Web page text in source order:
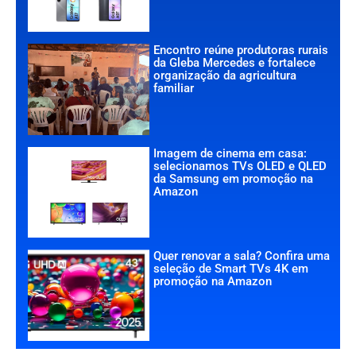
Encontro reúne produtoras rurais
da Gleba Mercedes e fortalece
organização da agricultura
familiar
Imagem de cinema em casa:
selecionamos TVs OLED e QLED
da Samsung em promoção na
Amazon
Quer renovar a sala? Confira uma
seleção de Smart TVs 4K em
promoção na Amazon